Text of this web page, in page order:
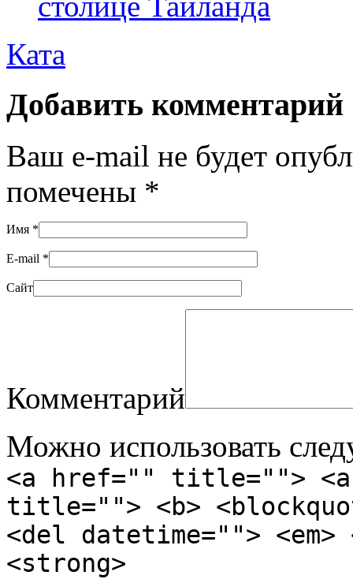
Ката
Добавить комментарий
Ваш e-mail не будет
помечены *
Имя *
E-mail *
Сайт
Комментарий
Можно использовать
<a href="" title="">
title=""> <b>
<del datetime="">
<strong>